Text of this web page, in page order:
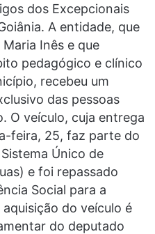
dos Excepcionais
A entidade, que
Inês e que
pedagógico e clínico
recebeu um
das pessoas
O veículo, cuja entrega
feira, 25, faz parte do
Único de
e foi repassado
Social para a
do veículo é
do deputado